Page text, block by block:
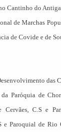
Cantinho do
de Marchas
de Covide e de
das
Paróquia de
Cervães, C.S e
e Paroquial de Rio